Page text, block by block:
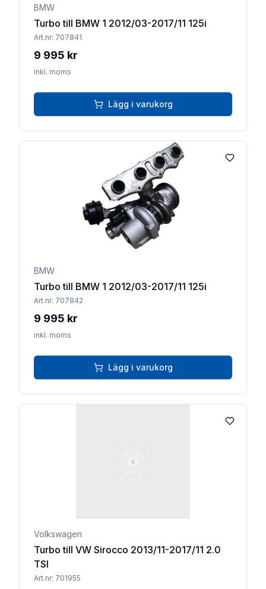
BMW
Turbo till BMW 1 2012/03-2017/11 125i
Art.nr: 707841
9 995 kr
inkl. moms
Lägg i varukorg
Lägg till
BMW
Turbo till BMW 1 2012/03-2017/11 125i
Art.nr: 707842
9 995 kr
inkl. moms
Lägg i varukorg
Lägg till
Volkswagen
Turbo till VW Sirocco 2013/11-2017/11 2.0
TSI
Art.nr: 701955